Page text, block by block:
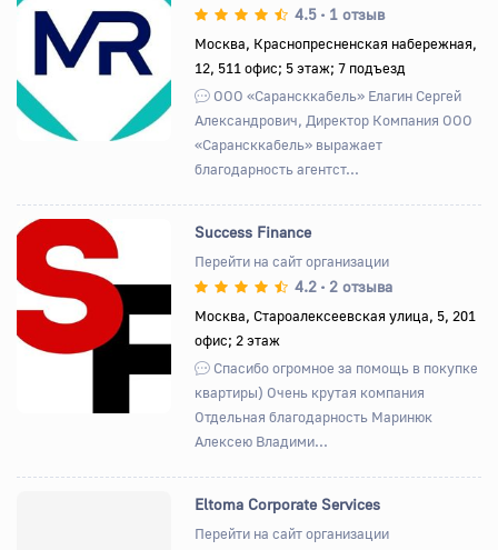
Назад Вперед
4.5 • 1 отзыв
Москва, Краснопресненская набережная,
12, 511 офис; 5 этаж; 7 подъезд
ООО «Сарансккабель» Елагин Сергей
Александрович, Директор Компания ООО
«Сарансккабель» выражает
благодарность агентст...
Назад Вперед
Success Finance
Перейти на сайт организации
4.2 • 2 отзыва
Москва, Староалексеевская улица, 5, 201
офис; 2 этаж
Спасибо огромное за помощь в покупке
квартиры) Очень крутая компания
Отдельная благодарность Маринюк
Алексею Владими...
Eltoma Corporate Services
Перейти на сайт организации